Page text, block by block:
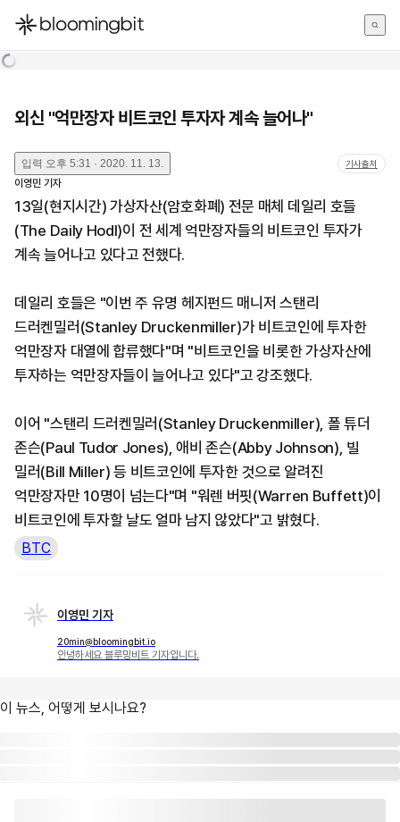
한국어
외신 "억만장자 비트코인 투자자 계속 늘어나"
입력 오후 5:31 · 2020. 11. 13. 기사출처
이영민 기자
13일(현지시간) 가상자산(암호화폐) 전문 매체 데일리 호들
(The Daily Hodl)이 전 세계 억만장자들의 비트코인 투자가
계속 늘어나고 있다고 전했다.
데일리 호들은 "이번 주 유명 헤지펀드 매니저 스탠리
드러켄밀러(Stanley Druckenmiller)가 비트코인에 투자한
억만장자 대열에 합류했다"며 "비트코인을 비롯한 가상자산에
투자하는 억만장자들이 늘어나고 있다"고 강조했다.
이어 "스탠리 드러켄밀러(Stanley Druckenmiller), 폴 튜더
존슨(Paul Tudor Jones), 애비 존슨(Abby Johnson), 빌
밀러(Bill Miller) 등 비트코인에 투자한 것으로 알려진
억만장자만 10명이 넘는다"며 "워렌 버핏(Warren Buffett)이
비트코인에 투자할 날도 얼마 남지 않았다"고 밝혔다.
BTC
이영민 기자
20min@bloomingbit.io
안녕하세요 블루밍비트 기자입니다.
이 뉴스, 어떻게 보시나요?